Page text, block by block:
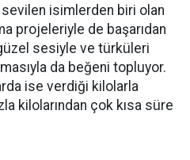
isimlerden biri olan
projeleriyle de başarıdan
sesiyle ve türküleri
da beğeni topluyor.
ise verdiği kilolarla
kilolarından çok kısa süre